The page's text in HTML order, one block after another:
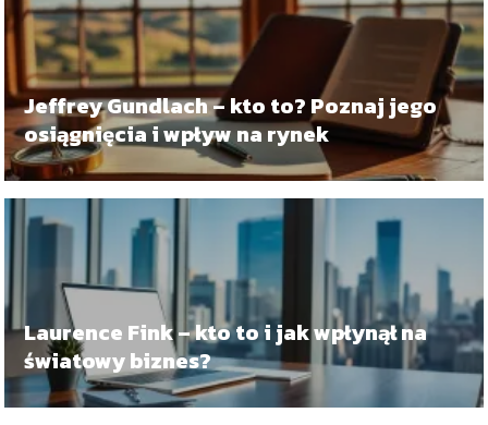
Jeffrey Gundlach – kto to? Poznaj jego
osiągnięcia i wpływ na rynek
Laurence Fink – kto to i jak wpłynął na
światowy biznes?